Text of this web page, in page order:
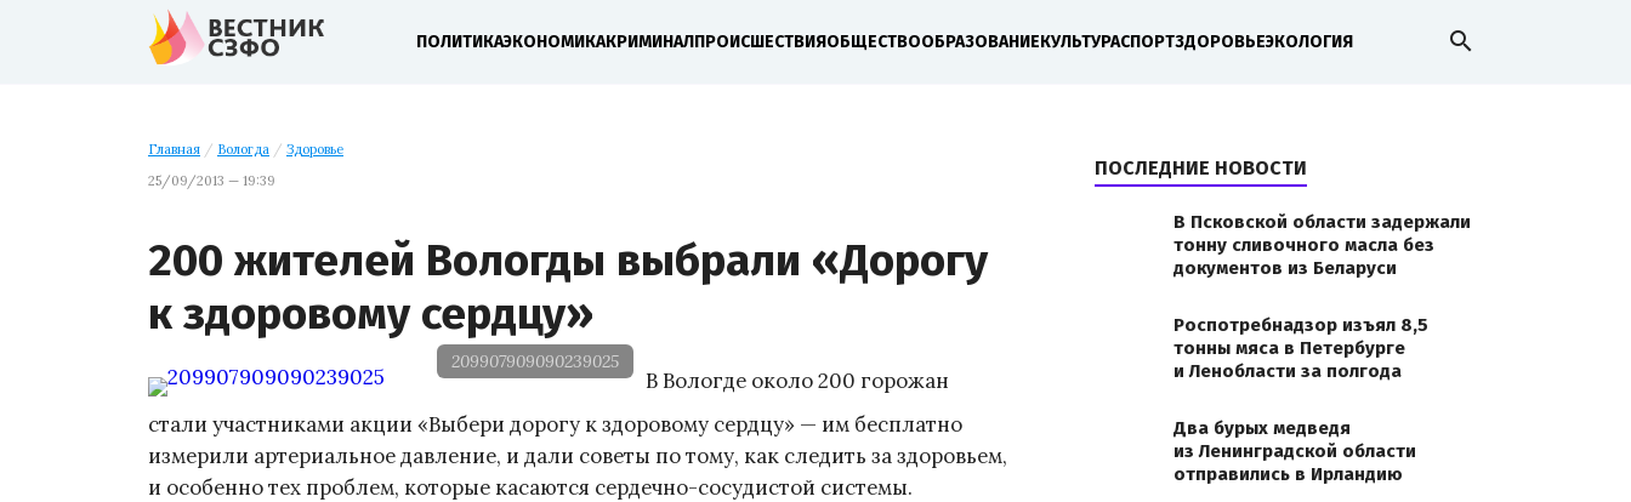
ПОЛИТИКАЭКОНОМИКАКРИМИНАЛПРОИСШЕСТВИЯОБЩЕСТВООБРАЗОВАНИЕКУЛЬТУРАСПОРТЗДОРОВЬЕЭКОЛОГИЯ search
Главная / Вологда / Здоровье
25/09/2013 — 19:39
200 жителей Вологды выбрали «Дорогу
к здоровому сердцу»
209907909090239025
В Вологде около 200 горожан
стали участниками акции «Выбери дорогу к здоровому сердцу» — им бесплатно
измерили артериальное давление, и дали советы по тому, как следить за здоровьем,
и особенно тех проблем, которые касаются сердечно-сосудистой системы.
ПОСЛЕДНИЕ НОВОСТИ
В Псковской области задержали
тонну сливочного масла без
документов из Беларуси
Роспотребнадзор изъял 8,5
тонны мяса в Петербурге
и Ленобласти за полгода
Два бурых медведя
из Ленинградской области
отправились в Ирландию